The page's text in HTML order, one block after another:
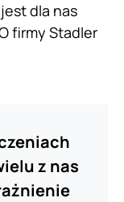
dla nas
firmy Stadler
z nas